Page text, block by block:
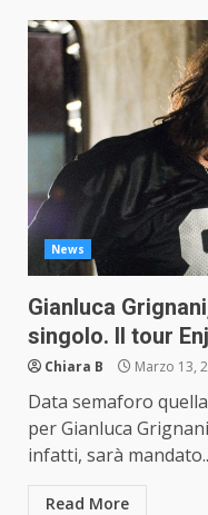
News
Gianluca
singolo. Il tour
Chiara B Marzo 13,
Data semaforo
per Gianluca
infatti, sarà
Read More